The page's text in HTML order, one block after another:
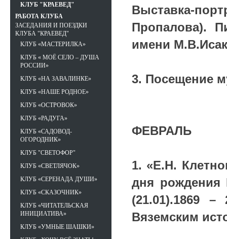
Выставка-
Пропалова).
имени
3. Посещение
ФЕВРАЛЬ
1. «Е.Н.
дня рождения
(21.01).1869 –
Вяземским
КЛУБ "КРАЕВЕД"
РАБОТА КЛУБА
ЗАСЕДАНИЯ И ПОЕЗДКИ
КЛУБА "КРАЕВЕД"
КЛУБ «МАСТЕРИЛКА»
КЛУБ « МОЁ СЕЛО – ДУША
РОССИИ»
КЛУБ «НА ЗАВАЛИНКЕ»
КЛУБ «НАШЕ РОДНОЕ»
КЛУБ «ОСТРОВОК»
КЛУБ «РАДУГА»
КЛУБ «САДОВОД-
ОГОРОДНИК»
КЛУБ "СВЕТОФОР"
КЛУБ «СВЕТЛЯЧОК»
КЛУБ «СЕРЕНАДА ДУШИ»
КЛУБ «СКАЗОЧНИК»
КЛУБ «ЧИТАТЕЛЬСКАЯ
ИНИЦИАТИВА»
КЛУБ «УМНЫЕ ШАШКИ»